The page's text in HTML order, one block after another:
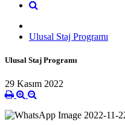
Ulusal Staj Programı
Ulusal Staj Programı
29 Kasım 2022